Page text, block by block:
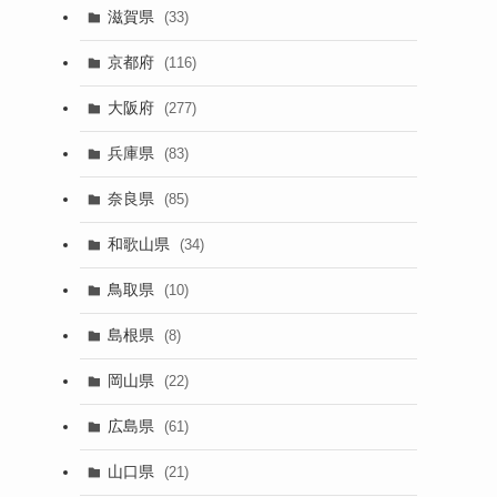
滋賀県 (33)
京都府 (116)
大阪府 (277)
兵庫県 (83)
奈良県 (85)
和歌山県 (34)
鳥取県 (10)
島根県 (8)
岡山県 (22)
広島県 (61)
山口県 (21)